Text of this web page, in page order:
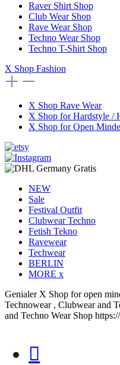
Raver Shirt Shop
Club Wear Shop
Rave Wear Shop
Techno Wear Shop
Techno T-Shirt Shop
X Shop Fashion
X Shop Rave Wear
X Shop for Hardstyle /
X Shop for Open
NEW
Sale
Festival Outfit
Clubwear Techno
Fetish Tekno
Ravewear
Techwear
BERLIN
MORE x
Genialer X Shop for open
Technowear , Clubwear and
and Techno Wear Shop